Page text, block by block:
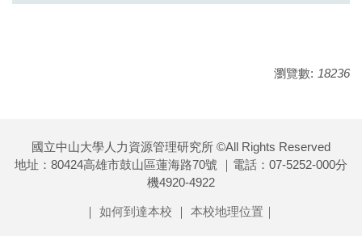
瀏覽數: 18236
國立中山大學人力資源管理研究所 ©All Rights Reserved
地址：80424高雄市鼓山區蓮海路70號 ｜電話：07-5252-000分
機4920-4922
｜ 如何到達本校 ｜ 本校地理位置｜